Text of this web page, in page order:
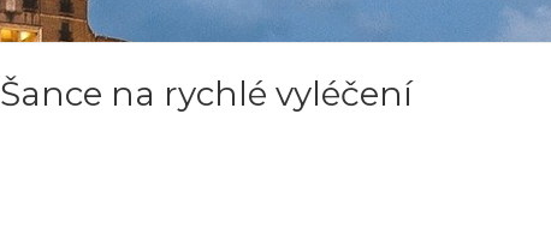
Šance na rychlé vyléčení